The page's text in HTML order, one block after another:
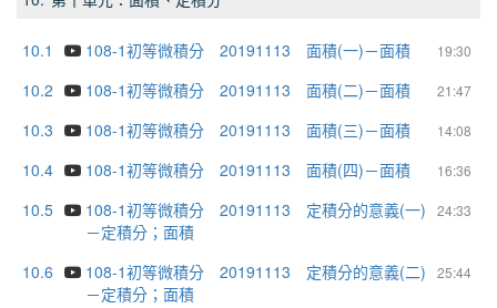
10.1 19:30
108-1初等微積分 20191113 面積(一)－面積
10.2
21:47
108-1初等微積分 20191113 面積(二)－面積
10.3
14:08
108-1初等微積分 20191113 面積(三)－面積
10.4
16:36
108-1初等微積分 20191113 面積(四)－面積
10.5
24:33
108-1初等微積分 20191113 定積分的意義(一)
－定積分；面積
10.6
25:44
108-1初等微積分 20191113 定積分的意義(二)
－定積分；面積